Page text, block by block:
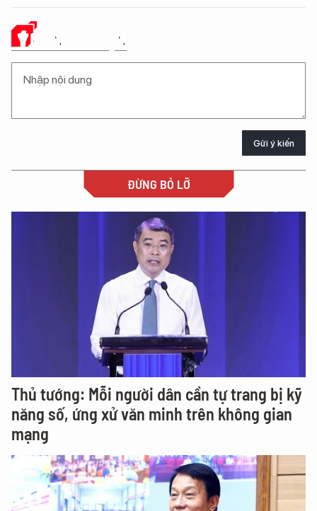
Ý KIẾN CỦA BẠN
Gửi ý kiến
ĐỪNG BỎ LỠ
Thủ tướng: Mỗi người dân cần tự trang bị kỹ
năng số, ứng xử văn minh trên không gian
mạng